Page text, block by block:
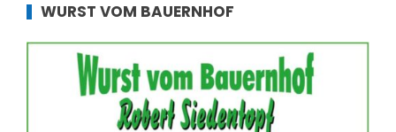
WURST VOM BAUERNHOF